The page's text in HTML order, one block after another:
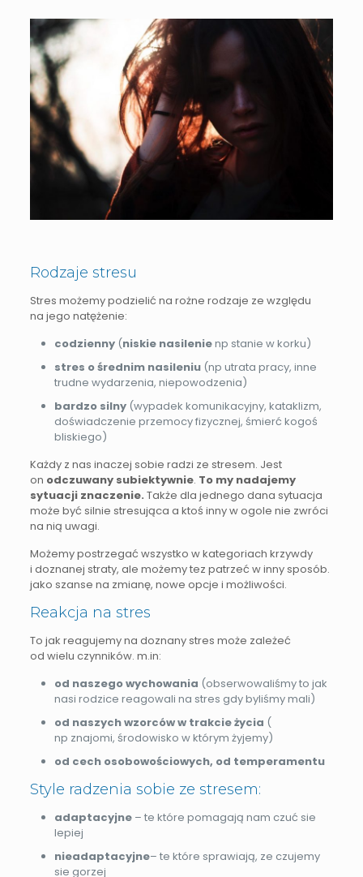
Rodzaje stresu
Stres możemy podzielić na rożne rodzaje ze względu
na jego natężenie:
codzienny(niskie nasilenienp stanie w korku)
stres o średnim nasileniu(np utrata pracy, inne
trudne wydarzenia, niepowodzenia)
bardzo silny(wypadek komunikacyjny, kataklizm,
doświadczenie przemocy fizycznej, śmierć kogoś
bliskiego)
Każdy z nas inaczej sobie radzi ze stresem. Jest
on odczuwany subiektywnie. To my nadajemy
sytuacji znaczenie. Także dla jednego dana sytuacja
może być silnie stresująca a ktoś inny w ogole nie zwróci
na nią uwagi.
Możemy postrzegać wszystko w kategoriach krzywdy
i doznanej straty, ale możemy tez patrzeć w inny sposób.
jako szanse na zmianę, nowe opcje i możliwości.
Reakcja na stres
To jak reagujemy na doznany stres może zależeć
od wielu czynników. m.in:
od naszego wychowania (obserwowaliśmy to jak
nasi rodzice reagowali na stres gdy byliśmy mali)
od naszych wzorców w trakcie życia (
np znajomi, środowisko w którym żyjemy)
od cech osobowościowych, od temperamentu
Style radzenia sobie ze stresem:
adaptacyjne– te które pomagają nam czuć sie
lepiej
nieadaptacyjne– te które sprawiają, ze czujemy
sie gorzej